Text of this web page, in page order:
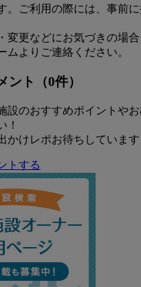
。ご利用の際には、事前
変更などにお気づきの場
ムよりご連絡ください。
ント（0件）
設のおすすめポイントや
！
かけレポお待ちしています
トする